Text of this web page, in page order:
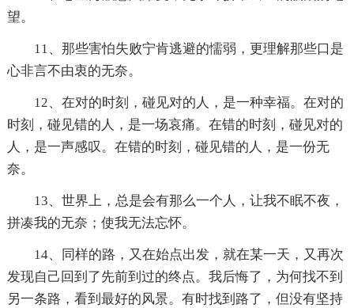
望。
11、那些害怕失败宁肯逃避的懦弱，更理解那些口是
心非言不由衷的无奈。
12、在对的时刻，碰见对的人，是一种幸福。在对的
时刻，碰见错的人，是一场哀痛。在错的时刻，碰见对的
人，是一声感叹。在错的时刻，碰见错的人，是一份无
奈。
13、世界上，总是会有那么一个人，让我不眠不夜，
拼凑我的无奈；使我无法忘怀。
14、同样的路，又在始点出发，就在某一天，又再次
发现自己回到了先前到过的终点。我后悔了，为何找不到
另一条路，看到最好的风景。有时找到路了，但没有坚持